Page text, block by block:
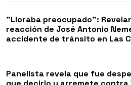
"Lloraba preocupado":
reacción de José Antonio
accidente de tránsito en Las
Panelista revela que fue